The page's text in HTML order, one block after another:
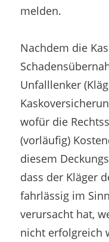
melden.
Nachdem die
Unfalllenker
wofür die
(vorläufig)
diesem
dass der Kläger
fahrlässig im
verursacht hat,
nicht erfolgreich